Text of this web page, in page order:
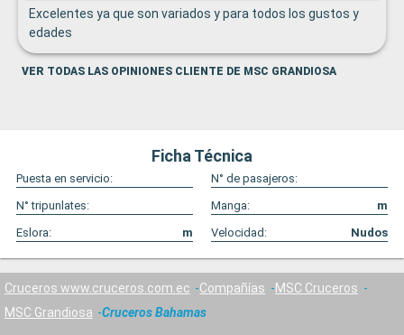
Excelentes ya que son variados y para todos los gustos y
edades
VER TODAS LAS OPINIONES CLIENTE DE MSC GRANDIOSA
Ficha Técnica
Puesta en servicio:
N° de pasajeros:
N° tripunlates:
Manga:
m
Eslora:
m Velocidad: Nudos
Cruceros www.cruceros.com.ec Compañías
MSC Cruceros
MSC Grandiosa
Cruceros Bahamas